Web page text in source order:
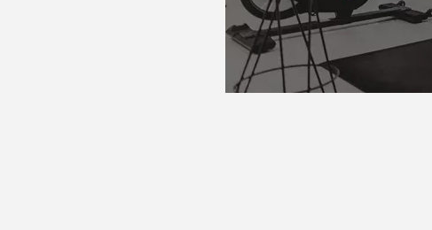
FYNDA FÖRSTKLASSIG
Hos Oss